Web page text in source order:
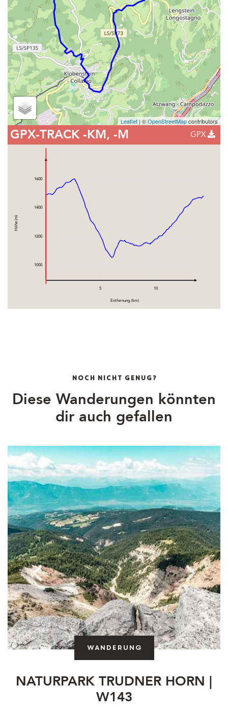
Leaflet | ©OpenStreetMapcontributors
GPX-TRACK-KM, -M GPX
1000
1200
1400
1600
5 10
Entfernung (km)
Höhe (m)
NOCH NICHT GENUG?
Diese Wanderungen könnten
dir auch gefallen
Wanderung
NATURPARK TRUDNER HORN |
W143